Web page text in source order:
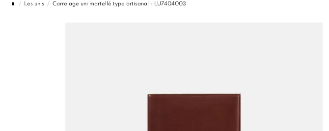
Les unis Carrelage uni martellé type artisanal - LU7404003